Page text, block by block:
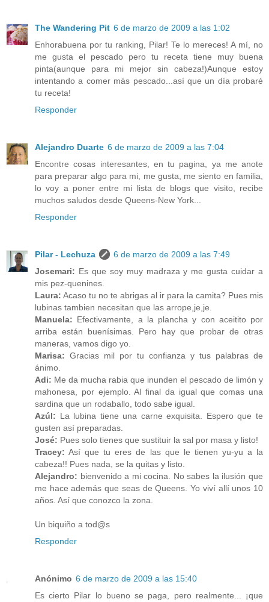
The Wandering Pit 6 de marzo de 2009 a las 1:02
Enhorabuena por tu ranking, Pilar! Te lo mereces! A mí, no
me gusta el pescado pero tu receta tiene muy buena
pinta(aunque para mi mejor sin cabeza!)Aunque estoy
intentando a comer más pescado...así que un día probaré
tu receta!
Responder
Alejandro Duarte 6 de marzo de 2009 a las 7:04
Encontre cosas interesantes, en tu pagina, ya me anote
para preparar algo para mi, me gusta, me siento en familia,
lo voy a poner entre mi lista de blogs que visito, recibe
muchos saludos desde Queens-New York...
Responder
Pilar - Lechuza
6 de marzo de 2009 a las 7:49
Josemari: Es que soy muy madraza y me gusta cuidar a
mis pez-quenines.
Laura: Acaso tu no te abrigas al ir para la camita? Pues mis
lubinas tambien necesitan que las arrope,je,je.
Manuela: Efectivamente, a la plancha y con aceitito por
arriba están buenísimas. Pero hay que probar de otras
maneras, vamos digo yo.
Marisa: Gracias mil por tu confianza y tus palabras de
ánimo.
Adi: Me da mucha rabia que inunden el pescado de limón y
mahonesa, por ejemplo. Al final da igual que comas una
sardina que un rodaballo, todo sabe igual.
Azúl: La lubina tiene una carne exquisita. Espero que te
gusten así preparadas.
José: Pues solo tienes que sustituir la sal por masa y listo!
Tracey: Así que tu eres de las que le tienen yu-yu a la
cabeza!! Pues nada, se la quitas y listo.
Alejandro: bienvenido a mi cocina. No sabes la ilusión que
me hace además que seas de Queens. Yo viví allí unos 10
años. Así que conozco la zona.
Un biquiño a tod@s
Responder
Anónimo 6 de marzo de 2009 a las 15:40
Es cierto Pilar lo bueno se paga, pero realmente... ¡que